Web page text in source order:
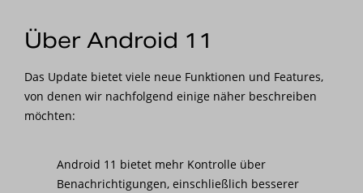
Über Android 11
Das Update bietet viele neue Funktionen und Features,
von denen wir nachfolgend einige näher beschreiben
möchten:
Android 11 bietet mehr Kontrolle über
Benachrichtigungen, einschließlich besserer